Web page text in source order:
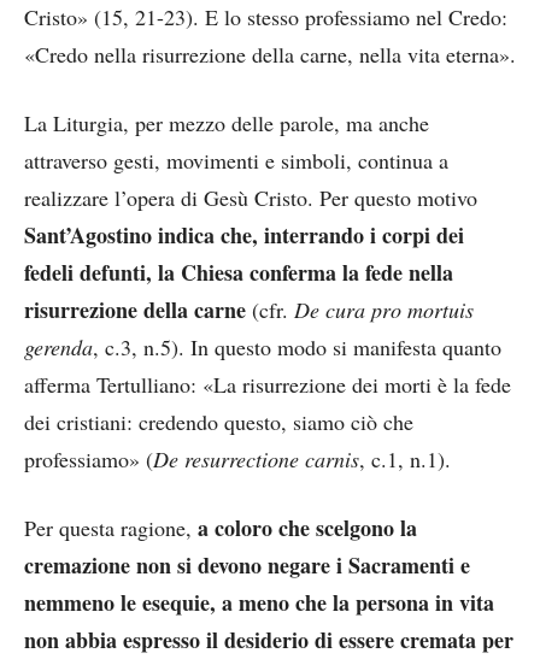
Cristo» (15, 21-23). E lo stesso professiamo nel Credo:
«Credo nella risurrezione della carne, nella vita eterna».
La Liturgia, per mezzo delle parole, ma anche
attraverso gesti, movimenti e simboli, continua a
realizzare l’opera di Gesù Cristo. Per questo motivo
Sant’Agostino indica che, interrando i corpi dei
fedeli defunti, la Chiesa conferma la fede nella
risurrezione della carne (cfr. De cura pro mortuis
gerenda, c.3, n.5). In questo modo si manifesta quanto
afferma Tertulliano: «La risurrezione dei morti è la fede
dei cristiani: credendo questo, siamo ciò che
professiamo» (De resurrectione carnis, c.1, n.1).
Per questa ragione, a coloro che scelgono la
cremazione non si devono negare i Sacramenti e
nemmeno le esequie, a meno che la persona in vita
non abbia espresso il desiderio di essere cremata per